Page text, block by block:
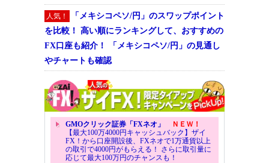
人気！
「メキシコペソ/円」のスワップポイント
を比較！ 高い順にランキングして、おすすめの
FX口座も紹介！ 「メキシコペソ/円」の見通し
やチャートも確認
GMOクリック証券「FXネオ」
ＮＥＷ！
【最大100万4000円キャッシュバック】ザイ
FX！から口座開設後、FXネオで1万通貨以上
の取引で4000円がもらえる！ さらに取引量に
応じて最大100万円のチャンスも！